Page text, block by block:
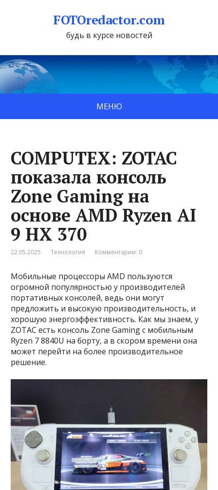
FOTOredactor.com
будь в курсе новостей
МЕНЮ
COMPUTEX: ZOTAC
показала консоль
Zone Gaming на
основе AMD Ryzen AI
9 HX 370
22.05.2025 Технология Комментарии: 0
Мобильные процессоры AMD пользуются
огромной популярностью у производителей
портативных консолей, ведь они могут
предложить и высокую производительность, и
хорошую энергоэффективность. Как мы знаем, у
ZOTAC есть консоль Zone Gaming с мобильным
Ryzen 7 8840U на борту, а в скором времени она
может перейти на более производительное
решение.